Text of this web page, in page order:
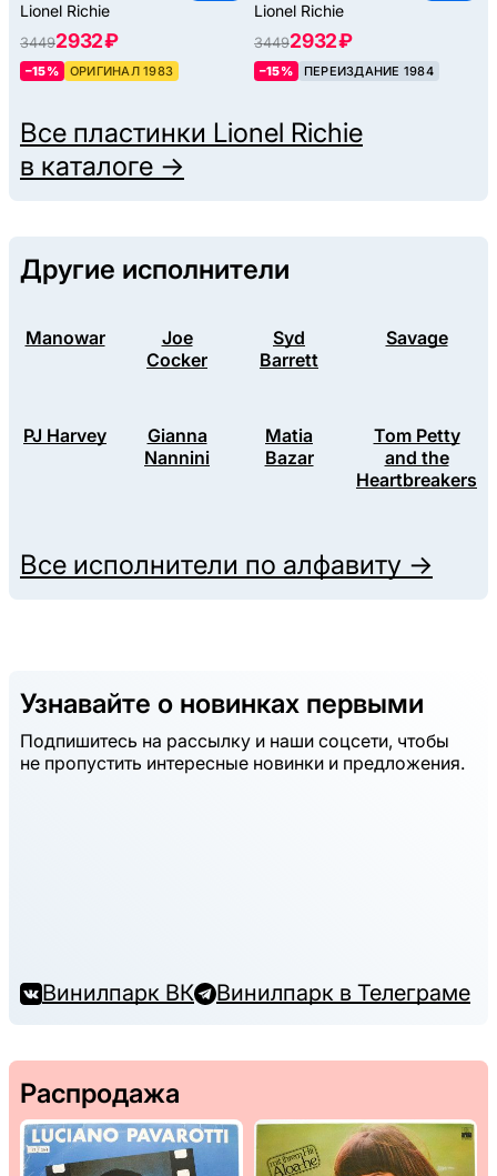
Lionel Richie
34492932 ₽
–15% ОРИГИНАЛ 1983
Lionel Richie
34492932 ₽
–15% ПЕРЕИЗДАНИЕ 1984
Все пластинки Lionel Richie
в каталоге →
Другие исполнители
Manowar
Joe
Cocker
Syd
Barrett
Savage
PJ Harvey
Gianna
Nannini
Matia
Bazar
Tom Petty
and the
Heartbreakers
Все исполнители по алфавиту →
Узнавайте о новинках первыми
Подпишитесь на рассылку и наши соцсети, чтобы
не пропустить интересные новинки и предложения.
Винилпарк ВК Винилпарк в Телеграме
Распродажа